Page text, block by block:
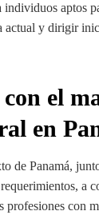
individuos aptos
actual y dirigir
el
en
de Panamá,
a
profesiones con